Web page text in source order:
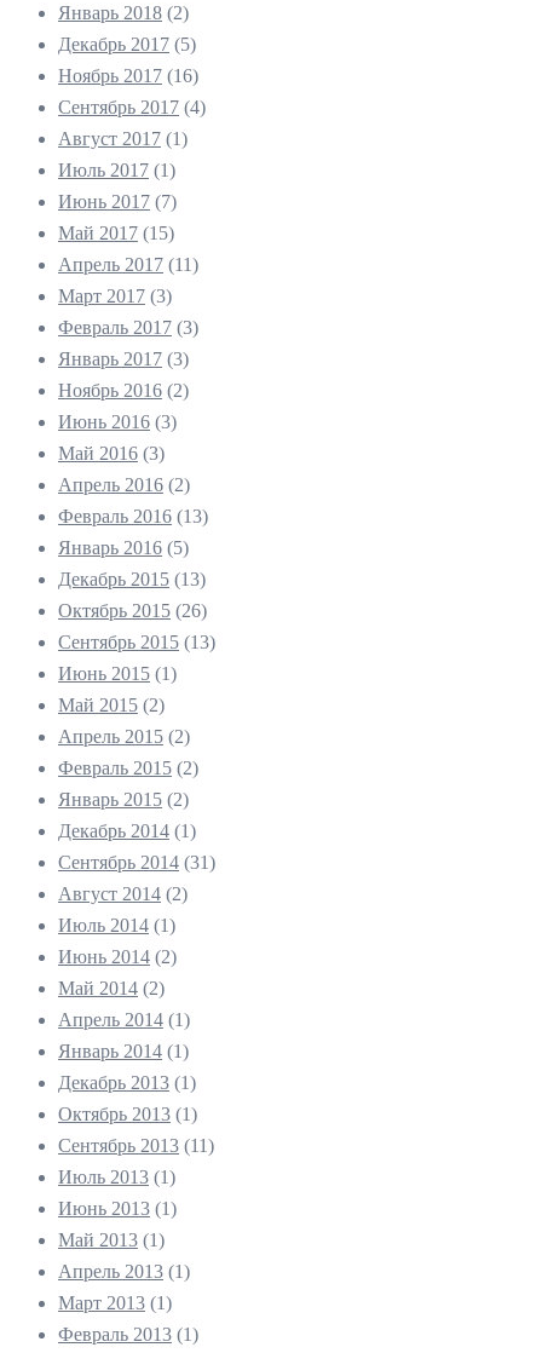
Январь 2018 (2)
Декабрь 2017 (5)
Ноябрь 2017 (16)
Сентябрь 2017 (4)
Август 2017 (1)
Июль 2017 (1)
Июнь 2017 (7)
Май 2017 (15)
Апрель 2017 (11)
Март 2017 (3)
Февраль 2017 (3)
Январь 2017 (3)
Ноябрь 2016 (2)
Июнь 2016 (3)
Май 2016 (3)
Апрель 2016 (2)
Февраль 2016 (13)
Январь 2016 (5)
Декабрь 2015 (13)
Октябрь 2015 (26)
Сентябрь 2015 (13)
Июнь 2015 (1)
Май 2015 (2)
Апрель 2015 (2)
Февраль 2015 (2)
Январь 2015 (2)
Декабрь 2014 (1)
Сентябрь 2014 (31)
Август 2014 (2)
Июль 2014 (1)
Июнь 2014 (2)
Май 2014 (2)
Апрель 2014 (1)
Январь 2014 (1)
Декабрь 2013 (1)
Октябрь 2013 (1)
Сентябрь 2013 (11)
Июль 2013 (1)
Июнь 2013 (1)
Май 2013 (1)
Апрель 2013 (1)
Март 2013 (1)
Февраль 2013 (1)